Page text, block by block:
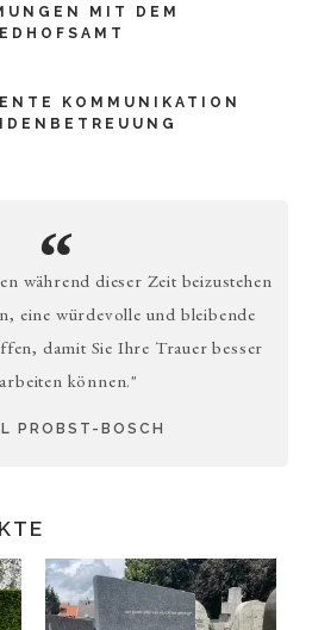
MIT DEM
KOMMUNIKATION
während dieser Zeit beizustehen
eine würdevolle und bleibende
damit Sie Ihre Trauer besser
können."
PROBST-BOSCH